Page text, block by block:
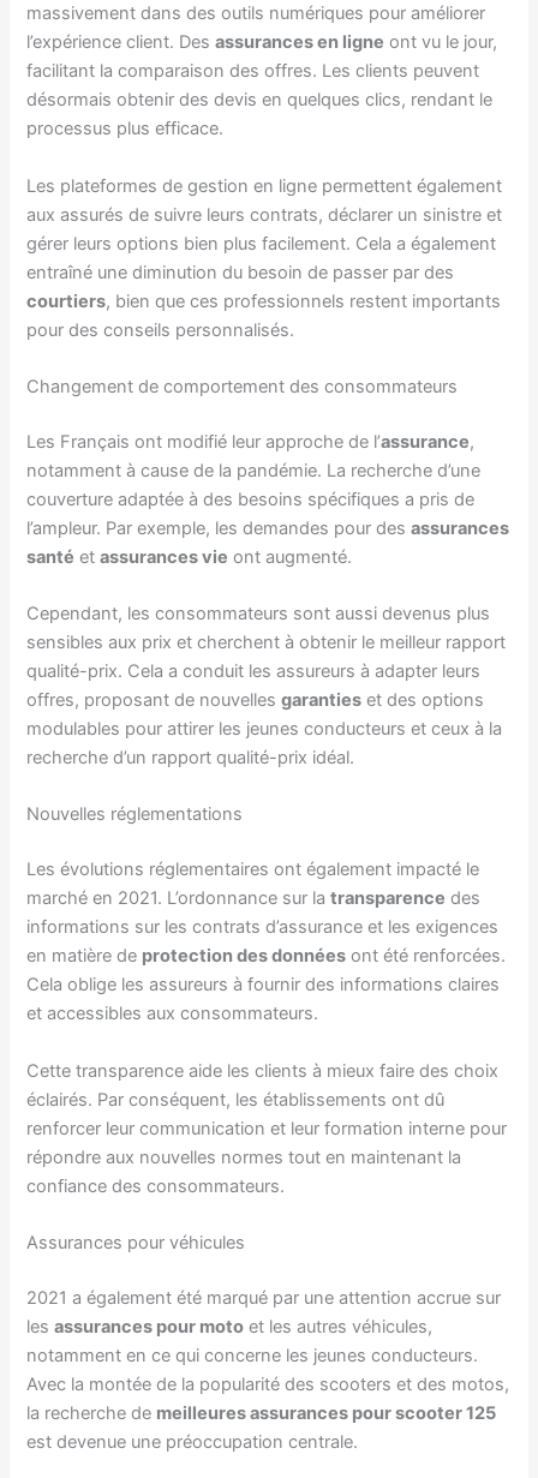
massivement dans des outils numériques pour améliorer
l’expérience client. Desassurances en ligne ont vu le jour,
facilitant la comparaison des offres. Les clients peuvent
désormais obtenir des devis en quelques clics, rendant le
processus plus efficace.
Les plateformes de gestion en ligne permettent également
aux assurés de suivre leurs contrats, déclarer un sinistre et
gérer leurs options bien plus facilement. Cela a également
entraîné une diminution du besoin de passer par des
courtiers, bien que ces professionnels restent importants
pour des conseils personnalisés.
Changement de comportement des consommateurs
Les Français ont modifié leur approche de l’assurance,
notamment à cause de la pandémie. La recherche d’une
couverture adaptée à des besoins spécifiques a pris de
l’ampleur. Par exemple, les demandes pour desassurances
santé etassurances vie ont augmenté.
Cependant, les consommateurs sont aussi devenus plus
sensibles aux prix et cherchent à obtenir le meilleur rapport
qualité-prix. Cela a conduit les assureurs à adapter leurs
offres, proposant de nouvellesgaranties et des options
modulables pour attirer les jeunes conducteurs et ceux à la
recherche d’un rapport qualité-prix idéal.
Nouvelles réglementations
Les évolutions réglementaires ont également impacté le
marché en 2021. L’ordonnance sur latransparence des
informations sur les contrats d’assurance et les exigences
en matière de protection des données ont été renforcées.
Cela oblige les assureurs à fournir des informations claires
et accessibles aux consommateurs.
Cette transparence aide les clients à mieux faire des choix
éclairés. Par conséquent, les établissements ont dû
renforcer leur communication et leur formation interne pour
répondre aux nouvelles normes tout en maintenant la
confiance des consommateurs.
Assurances pour véhicules
2021 a également été marqué par une attention accrue sur
lesassurances pour moto et les autres véhicules,
notamment en ce qui concerne les jeunes conducteurs.
Avec la montée de la popularité des scooters et des motos,
la recherche de meilleures assurances pour scooter 125
est devenue une préoccupation centrale.